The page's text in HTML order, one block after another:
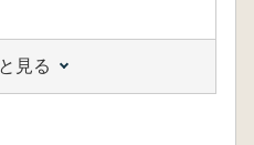
概要と舞楽場面
図
ーバード本の制作背
見る